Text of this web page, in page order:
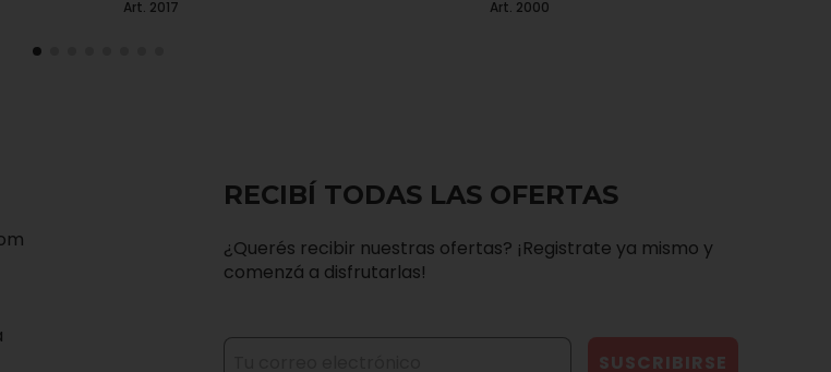
Art. 2017 Art. 2000
RECIBÍ TODAS LAS OFERTAS
¿Querés recibir nuestras ofertas? ¡Registrate ya mismo y
comenzá a disfrutarlas!